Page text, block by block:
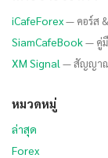
iCafeForex— คอร์ส
SiamCafeBook— คู่มื
XM Signal — สัญญาณ
หมวดหมู่
ล่าสุด
Forex